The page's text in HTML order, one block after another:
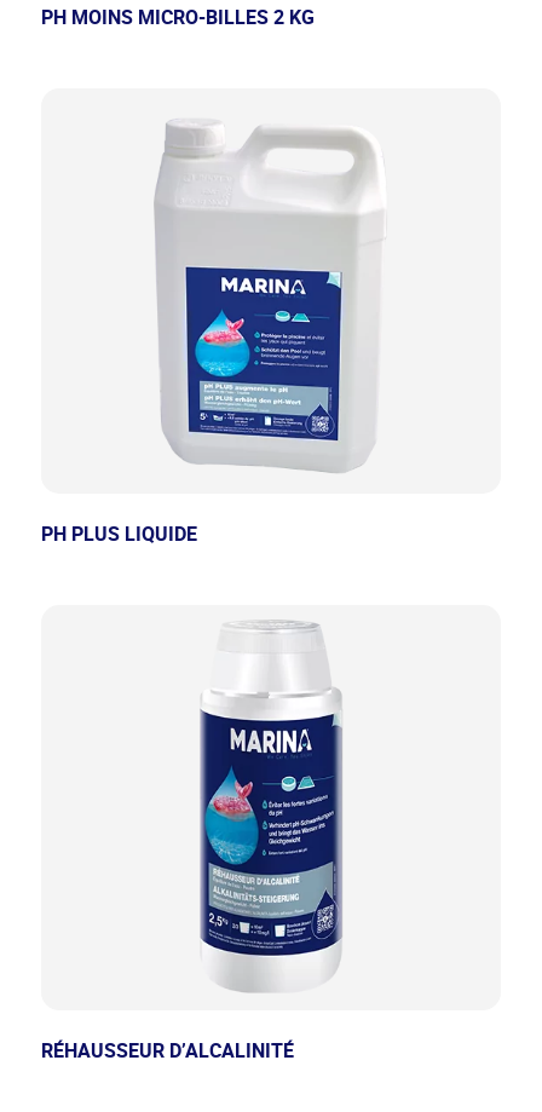
PH MOINS MICRO-BILLES 2 KG
PH PLUS LIQUIDE
RÉHAUSSEUR D’ALCALINITÉ